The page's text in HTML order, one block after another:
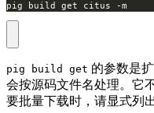
pig build get
pig build get 的参数是
会按源码文件名处理。它
要批量下载时，请显式列